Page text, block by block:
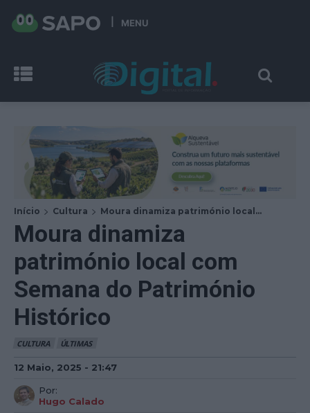
MENU
Início Cultura Moura dinamiza património local...
Moura dinamiza
património local com
Semana do Património
Histórico
CULTURA ÚLTIMAS
12 Maio, 2025 - 21:47
Por:
Hugo Calado